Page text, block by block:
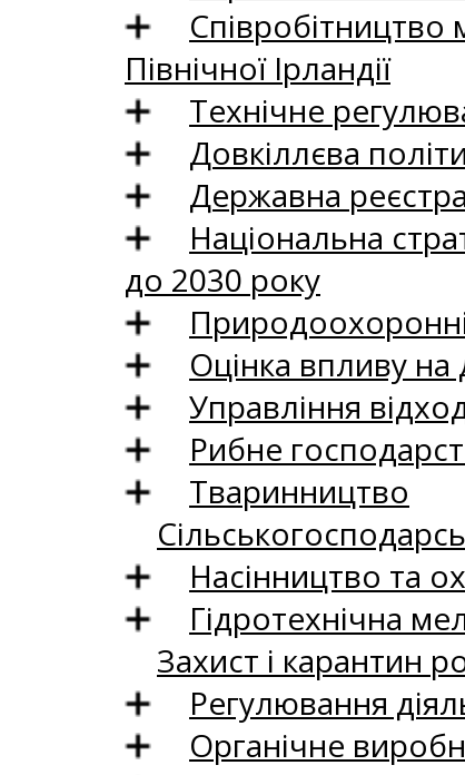
Співробітництво
Північної Ірландії
Технічне
Довкіллєва
Державна
Національна
до 2030 року
Природоохоронні
Оцінка впливу на
Управління
Рибне
Тваринництво
Насінництво та
Гідротехнічна
Захист і карантин
Регулювання
Органічне